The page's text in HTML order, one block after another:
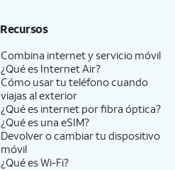
Recursos
Combina internet y servicio móvil
¿Qué es Internet Air?
Cómo usar tu teléfono cuando
viajas al exterior
¿Qué es internet por fibra óptica?
¿Qué es una eSIM?
Devolver o cambiar tu dispositivo
móvil
¿Qué es Wi-Fi?